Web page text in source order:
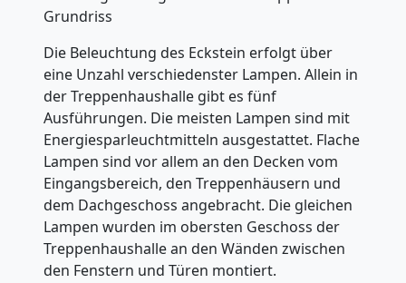
Grundriss
Die Beleuchtung des Eckstein erfolgt über
eine Unzahl verschiedenster Lampen. Allein in
der Treppenhaushalle gibt es fünf
Ausführungen. Die meisten Lampen sind mit
Energiesparleuchtmitteln ausgestattet. Flache
Lampen sind vor allem an den Decken vom
Eingangsbereich, den Treppenhäusern und
dem Dachgeschoss angebracht. Die gleichen
Lampen wurden im obersten Geschoss der
Treppenhaushalle an den Wänden zwischen
den Fenstern und Türen montiert.